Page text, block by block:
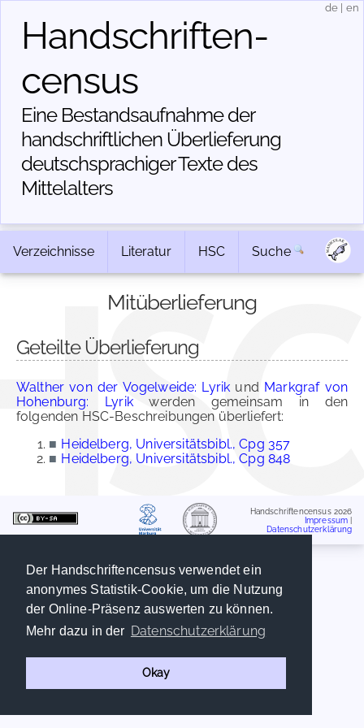
Der Handschriftencensus verwendet ein
anonymes Statistik-Cookie, um die Nutzung
der Online-Präsenz auswerten zu können.
Mehr dazu in der Datenschutzerklärung
Okay
Handschriften­
census
Eine Bestandsaufnahme der
handschriftlichen Über­lieferung
deutschsprachiger Texte des
Mittelalters
de en
Verzeichnisse Literatur HSC Suche
Mitüberlieferung
Geteilte Überlieferung
Walther von der Vogelweide: Lyrik und Markgraf von
Hohenburg: Lyrikwerden gemeinsam in den
folgenden HSC-Beschreibungen überliefert:
■ Heidelberg, Universitätsbibl., Cpg 357
■ Heidelberg, Universitätsbibl., Cpg 848
Handschriftencensus 2026
Impressum
Datenschutzerklärung